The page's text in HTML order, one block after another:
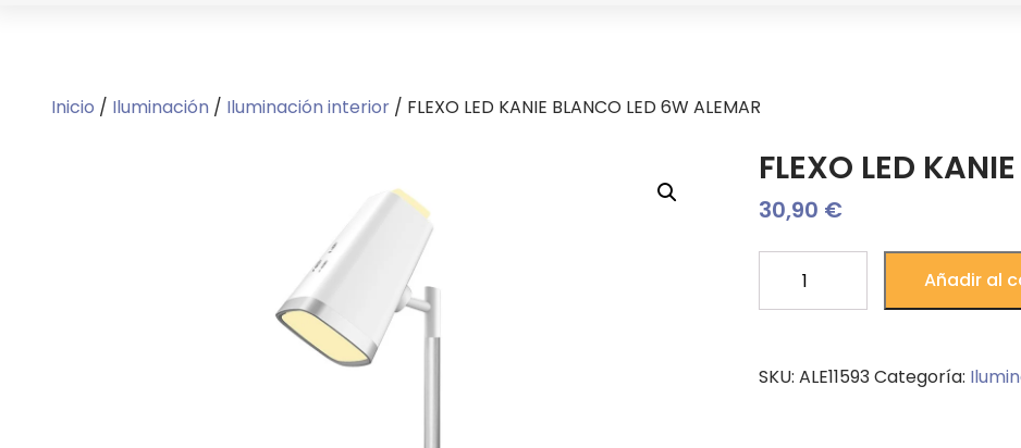
Inicio / Iluminación / Iluminación interior / FLEXO LED KANIE BLANCO LED 6W ALEMAR
FLEXO LED
30,90 €
LED
Añadir al
SKU: ALE11593Categoría: